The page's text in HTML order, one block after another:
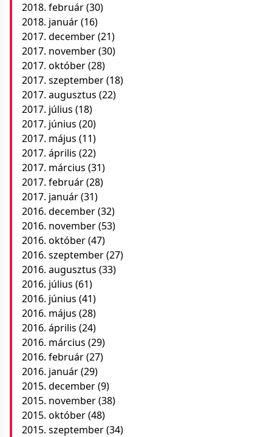
2018. február(30)
2018. január(16)
2017. december(21)
2017. november(30)
2017. október(28)
2017. szeptember(18)
2017. augusztus (22)
2017. július (18)
2017. június (20)
2017. május (11)
2017. április (22)
2017. március (31)
2017. február(28)
2017. január(31)
2016. december(32)
2016. november(53)
2016. október(47)
2016. szeptember(27)
2016. augusztus (33)
2016. július (61)
2016. június (41)
2016. május (28)
2016. április (24)
2016. március (29)
2016. február(27)
2016. január(29)
2015. december(9)
2015. november(38)
2015. október(48)
2015. szeptember(34)